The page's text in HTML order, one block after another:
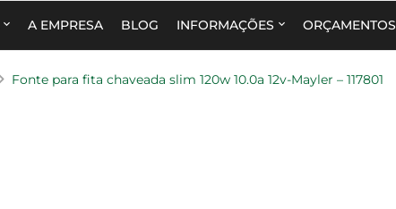
A EMPRESA BLOG INFORMAÇÕES ORÇAMENTOS
Fonte para fita chaveada slim 120w 10.0a 12v-Mayler – 117801